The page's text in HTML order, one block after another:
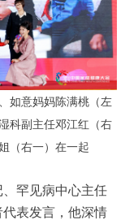
如意妈妈陈满桃（左
科副主任邓江红（右
（右一）在一起
罕见病中心主任
表发言，他深情